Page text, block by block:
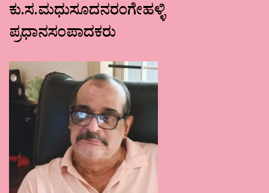
ಕು.ಸ.ಮಧುಸೂದನರಂಗೇಹಳ್ಳಿ
ಪ್ರಧಾನಸಂಪಾದಕರು